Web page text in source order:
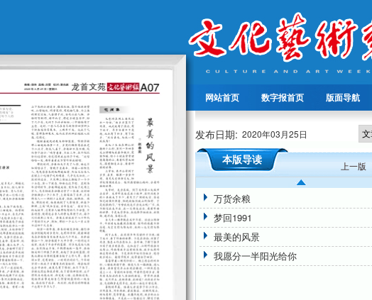
网站首页 数字报首页 版面导航
发布日期: 2020年03月25日
本版导读 上一版
万货余粮
梦回1991
最美的风景
我愿分一半阳光给你